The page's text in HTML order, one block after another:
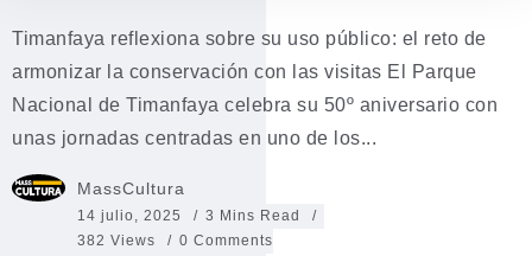
Timanfaya reflexiona sobre su uso público: el reto de
armonizar la conservación con las visitas El Parque
Nacional de Timanfaya celebra su 50º aniversario con
unas jornadas centradas en uno de los...
MassCultura
14 julio, 2025
3 Mins Read
382 Views
0 Comments